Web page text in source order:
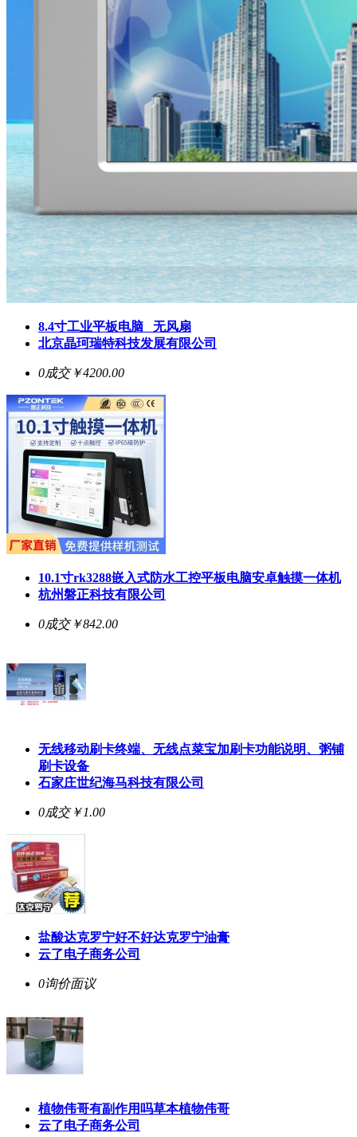
8.4寸工业平板电脑 无风扇
北京晶珂瑞特科技发展有限公司
0成交￥4200.00
10.1寸rk3288嵌入式防水工控平板电脑安卓触摸一体机
杭州磐正科技有限公司
0成交￥842.00
无线移动刷卡终端、无线点菜宝加刷卡功能说明、粥铺
刷卡设备
石家庄世纪海马科技有限公司
0成交￥1.00
盐酸达克罗宁好不好达克罗宁油膏
云了电子商务公司
0询价面议
植物伟哥有副作用吗草本植物伟哥
云了电子商务公司